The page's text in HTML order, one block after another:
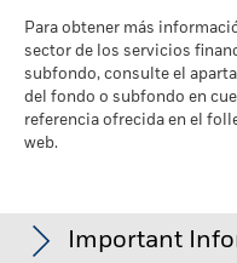
Intensidad de Carbono de
MSCI
Todos los datos proceden
ESG de MSCI a fecha de
las Calificaciones de
determinado.
explotación de carbón
acuerdo con lo definido
exposición a empresas
explotación de carbón
en este caso el umbral de
definido por MSCI ESG
BlackRock calcula los
Para obtener más
sector de los servicios
subfondo, consulte el
del fondo o subfondo en
referencia ofrecida en el
web.
Important